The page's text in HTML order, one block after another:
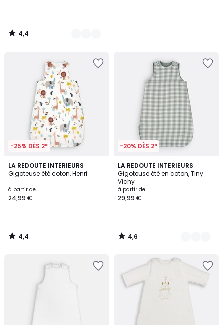
4,4
/
-25% DÈS 2*
LA REDOUTE INTERIEURS
Gigoteuse été coton, Henri
à partir de
24,99 €
4,4
/ 5
4,4
/
-20% DÈS 2*
LA REDOUTE INTERIEURS
Gigoteuse été en coton, Tiny
Vichy
à partir de
29,99 €
4,6
/ 5
2
Couleurs
4,6
/